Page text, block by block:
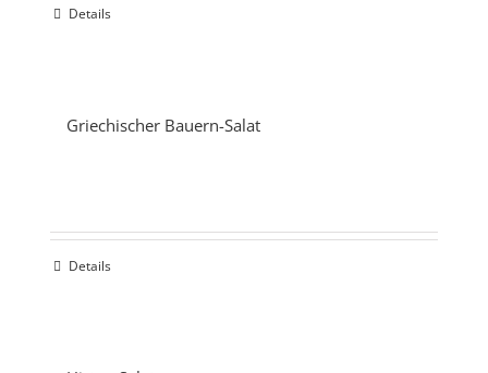
Details
Griechischer Bauern-Salat
Details